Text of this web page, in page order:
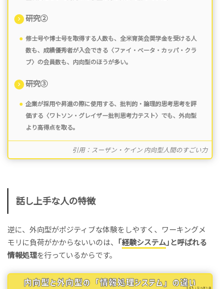
研究②
修士号や博士号を取得する人数も、全米育英会奨学金を受ける人
数も、成績優秀者が入会できる〈ファイ・ベータ・カッパ・クラ
ブ〉の会員数も、内向型のほうが多い。
研究③
企業が採用や昇進の際に使用する、批判的・論理的思考思考を評
価する〈ワトソン・グレイザー批判思考力テスト〉でも、外向型
より高得点を取る。
引用：スーザン・ケイン 内向型人間のすごい力
話し上手な人の特徴
逆に、外向型がポジティブな体験をしやすく、ワーキングメ
モリに負荷がかからないいのは、 ｢経験システム｣と呼ばれる
情報処理を行っているからです。